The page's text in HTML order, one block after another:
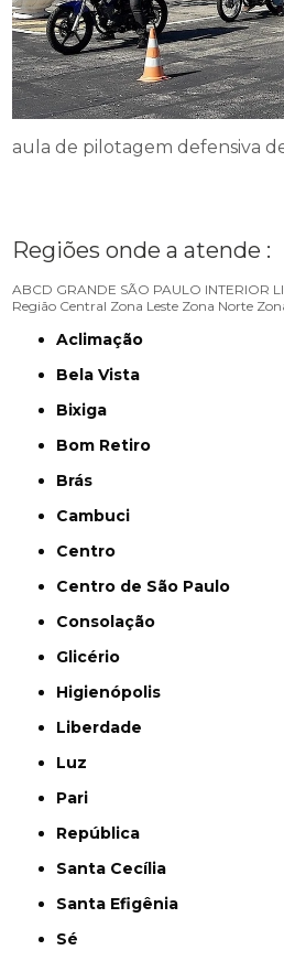
aula de pilotagem defensiva
Regiões onde a atende :
ABCD GRANDE SÃO PAULO INTERIOR
Região Central Zona Leste Zona Norte
Aclimação
Bela Vista
Bixiga
Bom Retiro
Brás
Cambuci
Centro
Centro de São Paulo
Consolação
Glicério
Higienópolis
Liberdade
Luz
Pari
República
Santa Cecília
Santa Efigênia
Sé